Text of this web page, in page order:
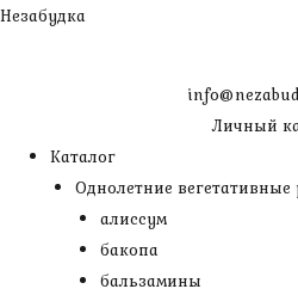
Перейти
Незабудка
Личный
Каталог
Однолетние вегетативные
алиссум
бакопа
бальзамины